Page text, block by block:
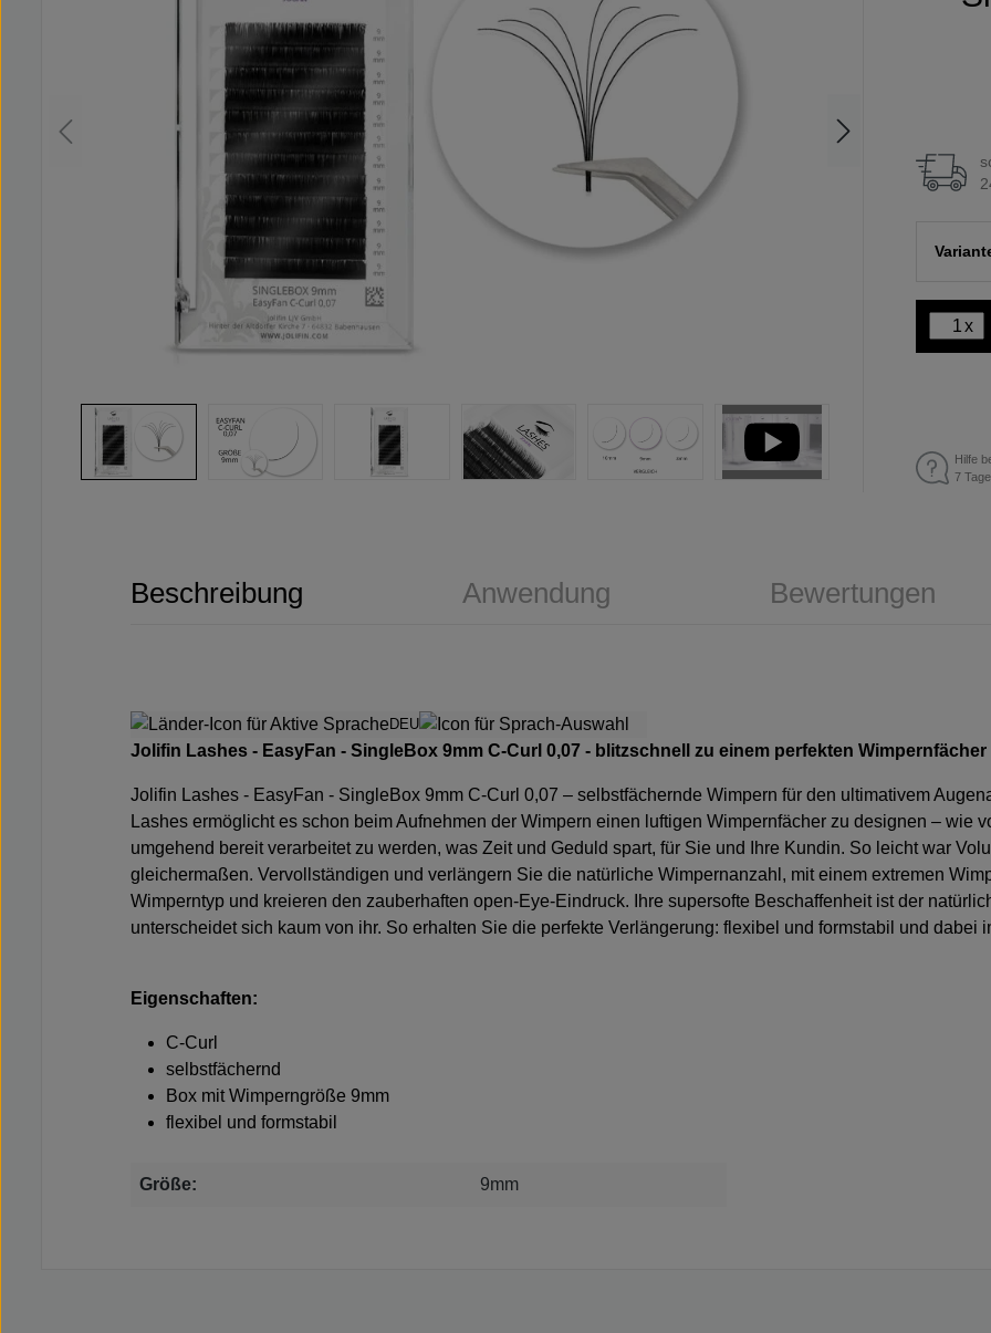
x
Hilfe
7
Beschreibung Anwendung Bewertungen
DEU
Jolifin Lashes - EasyFan - SingleBox 9mm C-Curl 0,07 - blitzschnell zu einem perfekten Wimpernfächer
Jolifin Lashes - EasyFan - SingleBox 9mm C-Curl 0,07 – selbstfächernde Wimpern für den ultimativem
Lashes ermöglicht es schon beim Aufnehmen der Wimpern einen luftigen Wimpernfächer zu designen – wie
umgehend bereit verarbeitet zu werden, was Zeit und Geduld spart, für Sie und Ihre Kundin. So leicht war
gleichermaßen. Vervollständigen und verlängern Sie die natürliche Wimpernanzahl, mit einem extremen
Wimperntyp und kreieren den zauberhaften open-Eye-Eindruck. Ihre supersofte Beschaffenheit ist der
unterscheidet sich kaum von ihr. So erhalten Sie die perfekte Verlängerung: flexibel und formstabil und
Eigenschaften:
C-Curl
selbstfächernd
Box mit Wimperngröße 9mm
flexibel und formstabil
Größe: 9mm